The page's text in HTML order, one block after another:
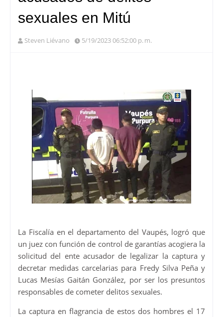
sexuales en Mitú
Steven Liévano 5/19/2023 06:52:00 p. m.
La Fiscalía en el departamento del Vaupés, logró que
un juez con función de control de garantías acogiera la
solicitud del ente acusador de legalizar la captura y
decretar medidas carcelarias para Fredy Silva Peña y
Lucas Mesías Gaitán González, por ser los presuntos
responsables de cometer delitos sexuales.
La captura en flagrancia de estos dos hombres el 17